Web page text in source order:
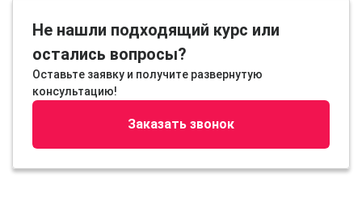
Не нашли подходящий курс или
остались вопросы?
Оставьте заявку и получите развернутую
консультацию!
Заказать звонок